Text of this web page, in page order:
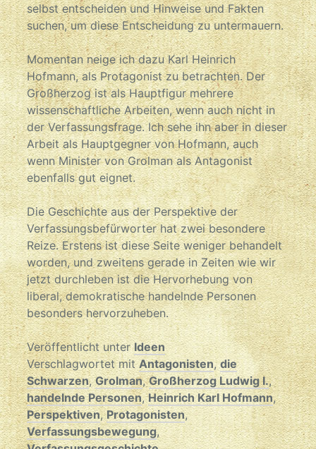
selbst entscheiden und Hinweise und Fakten
suchen, um diese Entscheidung zu untermauern.
Momentan neige ich dazu Karl Heinrich
Hofmann, als Protagonist zu betrachten. Der
Großherzog ist als Hauptfigur mehrere
wissenschaftliche Arbeiten, wenn auch nicht in
der Verfassungsfrage. Ich sehe ihn aber in dieser
Arbeit als Hauptgegner von Hofmann, auch
wenn Minister von Grolman als Antagonist
ebenfalls gut eignet.
Die Geschichte aus der Perspektive der
Verfassungsbefürworter hat zwei besondere
Reize. Erstens ist diese Seite weniger behandelt
worden, und zweitens gerade in Zeiten wie wir
jetzt durchleben ist die Hervorhebung von
liberal, demokratische handelnde Personen
besonders hervorzuheben.
Veröffentlicht unterIdeen
Verschlagwortet mitAntagonisten,die
Schwarzen,Grolman,Großherzog Ludwig I.,
handelnde Personen,Heinrich Karl Hofmann,
Perspektiven,Protagonisten,
Verfassungsbewegung,